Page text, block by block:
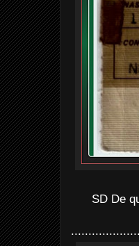
SD De